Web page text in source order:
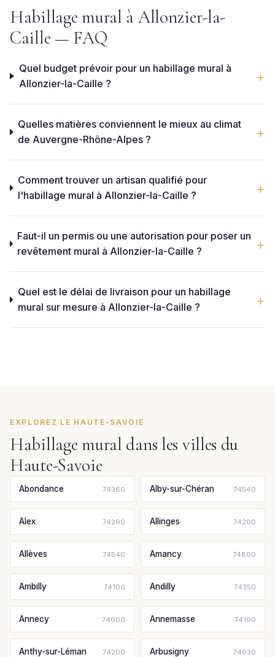
Habillage mural à Allonzier-la-
Caille — FAQ
Quel budget prévoir pour un habillage mural à
Allonzier-la-Caille ?
Quelles matières conviennent le mieux au climat
de Auvergne-Rhône-Alpes ?
Comment trouver un artisan qualifié pour
l'habillage mural à Allonzier-la-Caille ?
Faut-il un permis ou une autorisation pour poser un
revêtement mural à Allonzier-la-Caille ?
Quel est le délai de livraison pour un habillage
mural sur mesure à Allonzier-la-Caille ?
EXPLOREZ LE HAUTE-SAVOIE
Habillage mural dans les villes du
Haute-Savoie
Abondance 74360 Alby-sur-Chéran 74540
Alex 74290 Allinges 74200
Allèves 74540 Amancy 74800
Ambilly 74100 Andilly 74350
Annecy 74000 Annemasse 74100
Anthy-sur-Léman 74200 Arbusigny 74930